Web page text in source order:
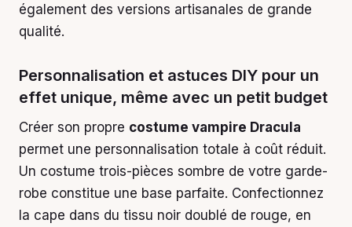
également des versions artisanales de grande
qualité.
Personnalisation et astuces DIY pour un
effet unique, même avec un petit budget
Créer son propre costume vampire Dracula
permet une personnalisation totale à coût réduit.
Un costume trois-pièces sombre de votre garde-
robe constitue une base parfaite. Confectionnez
la cape dans du tissu noir doublé de rouge, en